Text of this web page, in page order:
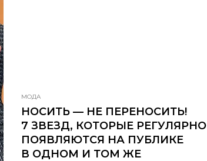
МОДА
НОСИТЬ — НЕ ПЕРЕНОСИТЬ!
7 ЗВЕЗД, КОТОРЫЕ РЕГУЛЯРНО
ПОЯВЛЯЮТСЯ НА ПУБЛИКЕ
В ОДНОМ И ТОМ ЖЕ